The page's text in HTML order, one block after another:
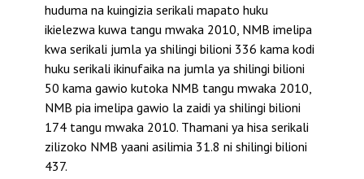
huduma na kuingizia serikali mapato huku
ikielezwa kuwa tangu mwaka 2010, NMB imelipa
kwa serikali jumla ya shilingi bilioni 336 kama kodi
huku serikali ikinufaika na jumla ya shilingi bilioni
50 kama gawio kutoka NMB tangu mwaka 2010,
NMB pia imelipa gawio la zaidi ya shilingi bilioni
174 tangu mwaka 2010. Thamani ya hisa serikali
zilizoko NMB yaani asilimia 31.8 ni shilingi bilioni
437.